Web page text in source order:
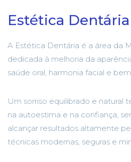
Estética Dentária
A Estética Dentária é a área da
dedicada à melhoria da
saúde oral, harmonia facial e
Um sorriso equilibrado e natural
na autoestima e na confiança,
alcançar resultados altamente
técnicas modernas, seguras e